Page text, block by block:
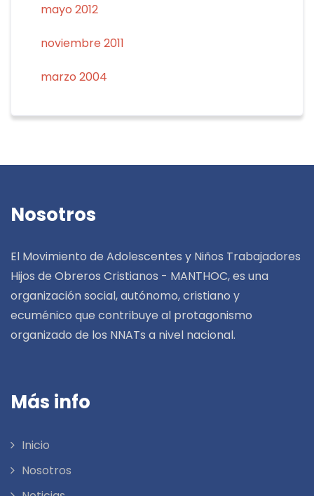
mayo 2012
noviembre 2011
marzo 2004
Nosotros
El Movimiento de Adolescentes y Niños Trabajadores
Hijos de Obreros Cristianos - MANTHOC, es una
organización social, autónomo, cristiano y
ecuménico que contribuye al protagonismo
organizado de los NNATs a nivel nacional.
Más info
Inicio
Nosotros